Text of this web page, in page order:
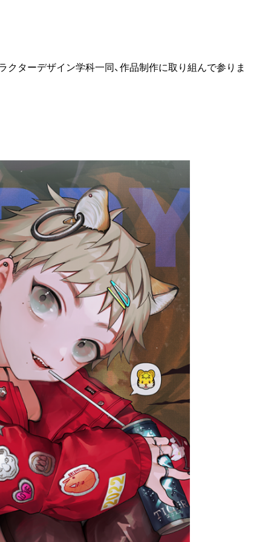
クターデザイン学科一同、作品制作に取り組んで参りま